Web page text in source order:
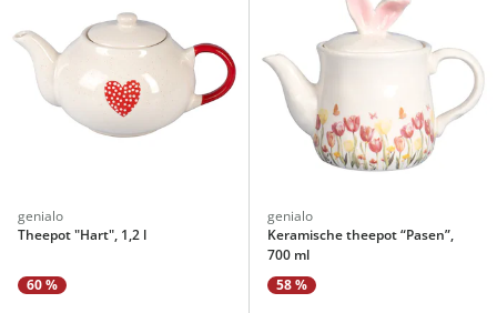
genialo
Theepot "Hart", 1,2 l
60 %
genialo
Keramische theepot “Pasen”,
700 ml
58 %